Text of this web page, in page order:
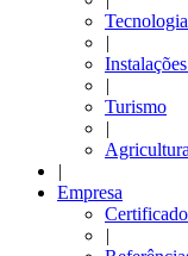
|
|
Turismo
|
Agricultura
|
Empresa
|